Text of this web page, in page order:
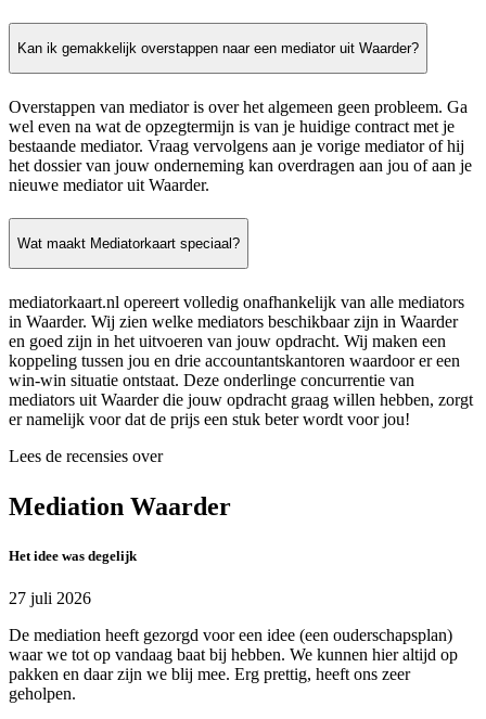
Kan ik gemakkelijk overstappen naar een mediator uit Waarder?
Overstappen van mediator is over het algemeen geen probleem. Ga
wel even na wat de opzegtermijn is van je huidige contract met je
bestaande mediator. Vraag vervolgens aan je vorige mediator of hij
het dossier van jouw onderneming kan overdragen aan jou of aan je
nieuwe mediator uit Waarder.
Wat maakt Mediatorkaart speciaal?
mediatorkaart.nl opereert volledig onafhankelijk van alle mediators
in Waarder. Wij zien welke mediators beschikbaar zijn in Waarder
en goed zijn in het uitvoeren van jouw opdracht. Wij maken een
koppeling tussen jou en drie accountantskantoren waardoor er een
win-win situatie ontstaat. Deze onderlinge concurrentie van
mediators uit Waarder die jouw opdracht graag willen hebben, zorgt
er namelijk voor dat de prijs een stuk beter wordt voor jou!
Lees de recensies over
Mediation Waarder
Het idee was degelijk
27 juli 2026
De mediation heeft gezorgd voor een idee (een ouderschapsplan)
waar we tot op vandaag baat bij hebben. We kunnen hier altijd op
pakken en daar zijn we blij mee. Erg prettig, heeft ons zeer
geholpen.